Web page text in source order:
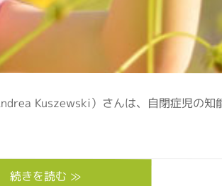
Kuszewski）さんは、自閉症児の知
続きを読む ≫